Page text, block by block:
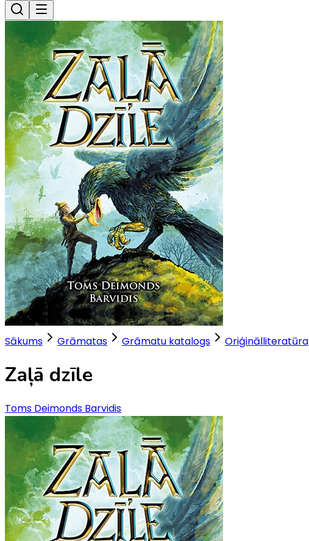
Sākums Grāmatas Grāmatu katalogs Oriģinālliteratūra
Zaļā dzīle
Toms Deimonds Barvidis